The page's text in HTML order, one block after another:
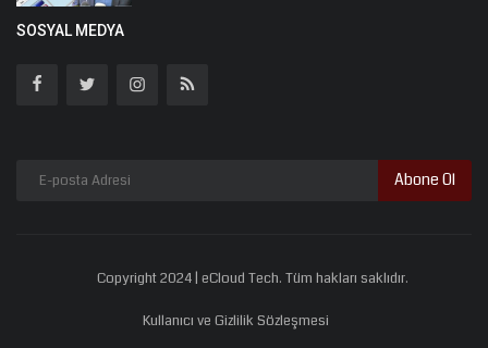
SOSYAL MEDYA
Abone Ol
Copyright 2024 | eCloud Tech. Tüm hakları saklıdır.
Kullanıcı ve Gizlilik Sözleşmesi